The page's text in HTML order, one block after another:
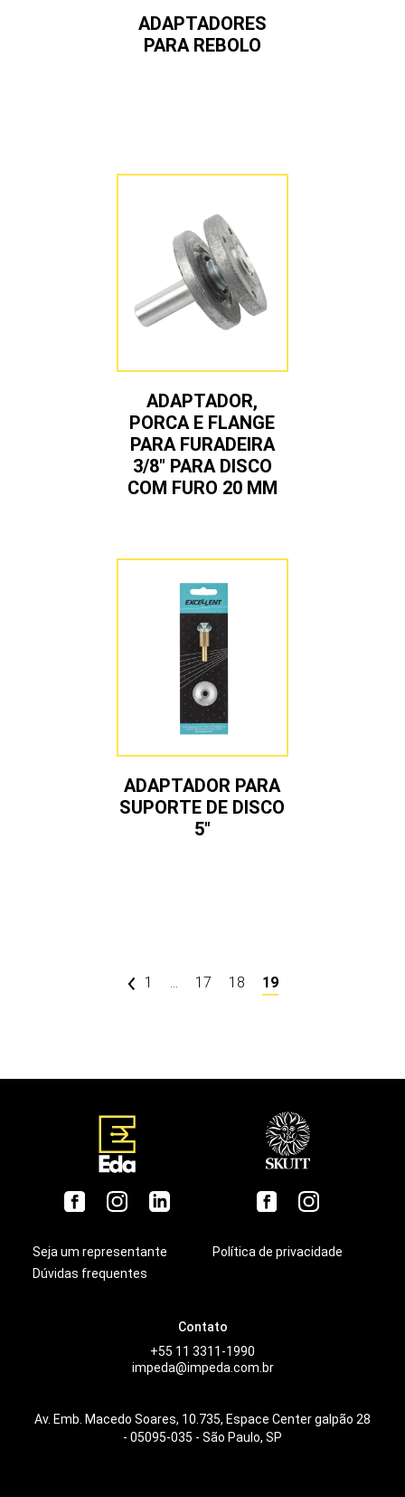
ADAPTADORES
PARA REBOLO
ADAPTADOR,
PORCA E FLANGE
PARA FURADEIRA
3/8″ PARA DISCO
COM FURO 20 MM
ADAPTADOR PARA
SUPORTE DE DISCO
5″
1 … 17 18 19
Seja um representante
Dúvidas frequentes
Política de privacidade
Contato
+55 11 3311-1990
impeda@impeda.com.br
Av. Emb. Macedo Soares, 10.735, Espace Center galpão 28
- 05095-035 - São Paulo, SP